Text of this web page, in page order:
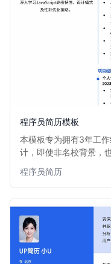
程序员简历模板
本模板专为拥有3年工
计，即使非名校背景，
助候选人快速吸引招聘
程序员简历